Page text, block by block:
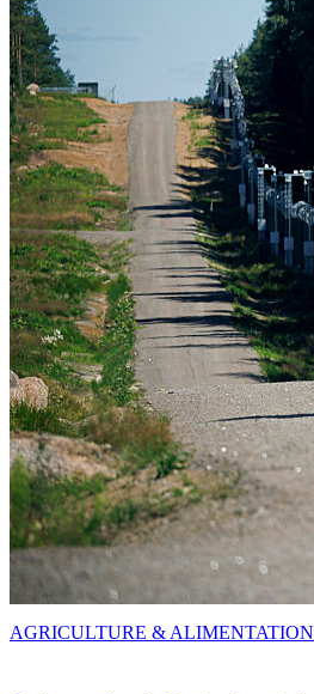
AGRICULTURE & ALIMENTATION